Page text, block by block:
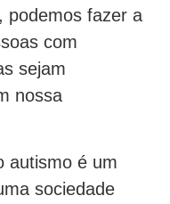
podemos fazer a
com
sejam
nossa
autismo é um
sociedade